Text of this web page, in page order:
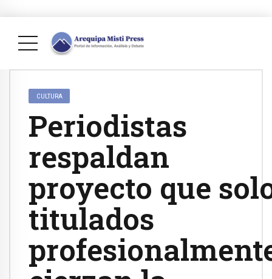
CULTURA
Periodistas
respaldan
proyecto que
titulados